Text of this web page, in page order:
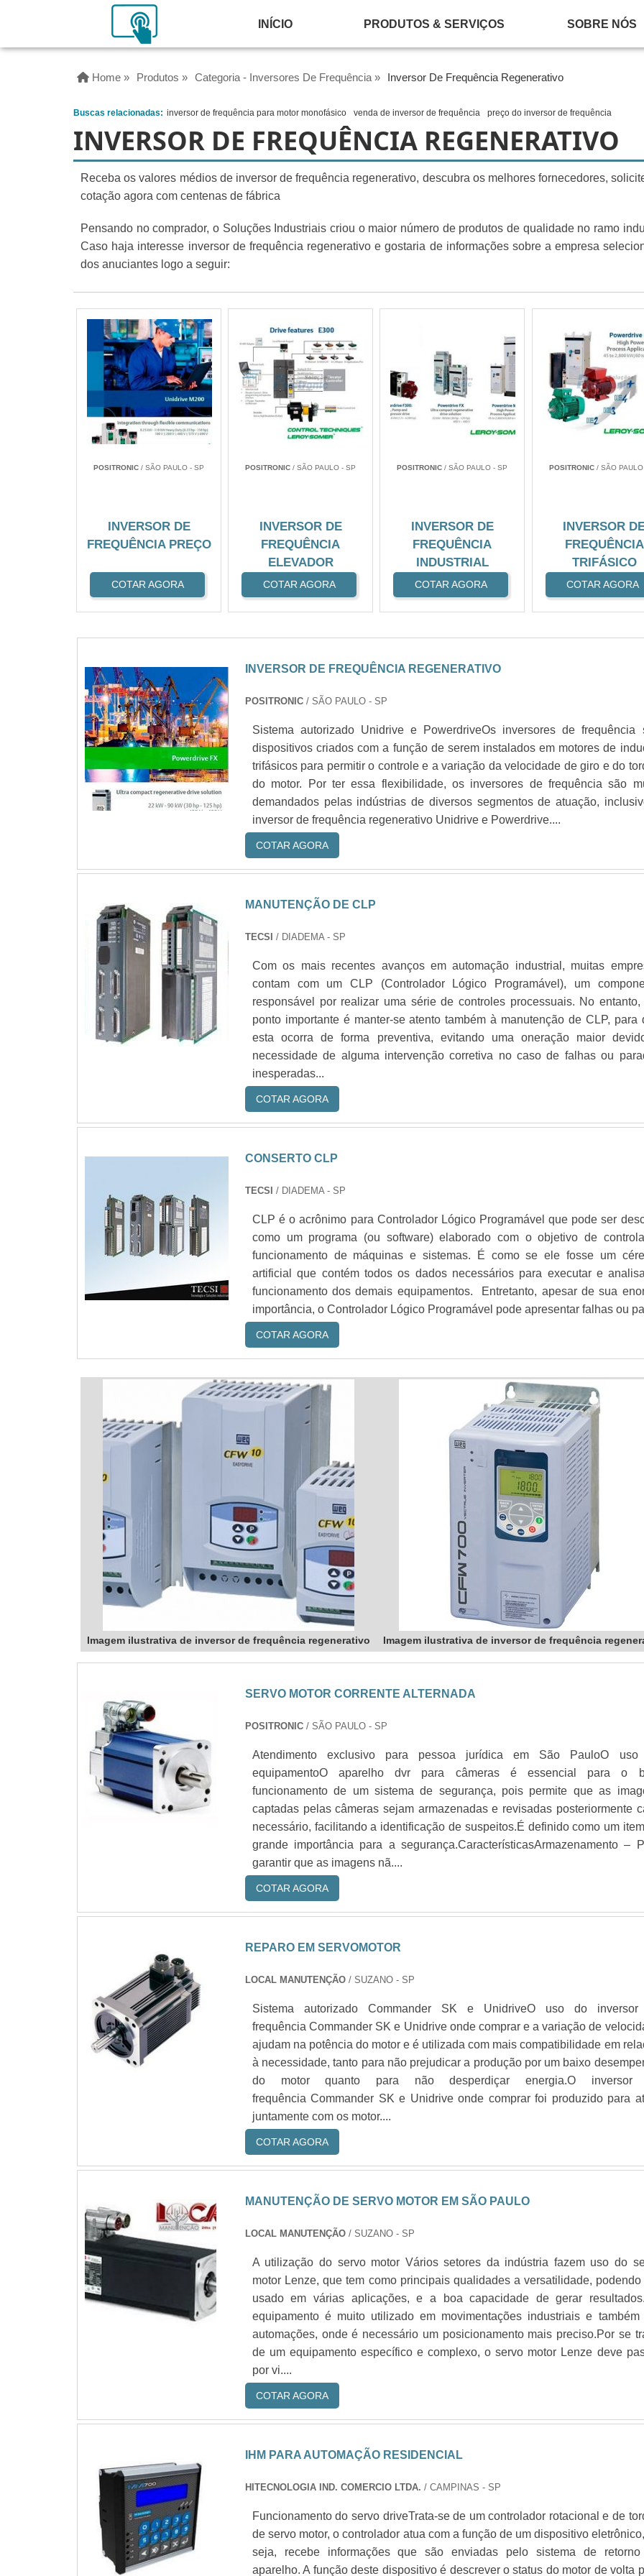
INÍCIO PRODUTOS & SERVIÇOS SOBRE NÓS
Home » Produtos » Categoria - Inversores De Frequência » Inversor De Frequência Regenerativo
Buscas relacionadas: inversor de frequência para motor monofásico venda de inversor de frequência preço do inversor de frequência
INVERSOR DE FREQUÊNCIA REGENERATIVO
Receba os valores médios de inversor de frequência regenerativo, descubra os melhores fornecedores,
cotação agora com centenas de fábrica
Pensando no comprador, o Soluções Industriais criou o maior número de produtos de qualidade no ramo
Caso haja interesse inversor de frequência regenerativo e gostaria de informações sobre a empresa
dos anuciantes logo a seguir:
POSITRONIC / SÃO PAULO - SP
INVERSOR DE
FREQUÊNCIA PREÇO
COTAR AGORA
POSITRONIC / SÃO PAULO - SP
INVERSOR DE
FREQUÊNCIA
ELEVADOR
COTAR AGORA
POSITRONIC / SÃO PAULO - SP
INVERSOR DE
FREQUÊNCIA
INDUSTRIAL
COTAR AGORA
POSITRONIC/ SÃO PAULO
INVERSOR
FREQUÊNCIA
TRIFÁSICO
COTAR AGORA
INVERSOR DE FREQUÊNCIA REGENERATIVO
POSITRONIC / SÃO PAULO - SP
Sistema autorizado Unidrive e PowerdriveOs inversores de frequência
dispositivos criados com a função de serem instalados em motores de
trifásicos para permitir o controle e a variação da velocidade de giro e do
do motor. Por ter essa flexibilidade, os inversores de frequência são
demandados pelas indústrias de diversos segmentos de atuação,
inversor de frequência regenerativo Unidrive e Powerdrive....
COTAR AGORA
MANUTENÇÃO DE CLP
TECSI / DIADEMA - SP
Com os mais recentes avanços em automação industrial, muitas
contam com um CLP (Controlador Lógico Programável), um
responsável por realizar uma série de controles processuais. No entanto,
ponto importante é manter-se atento também à manutenção de CLP, para
esta ocorra de forma preventiva, evitando uma oneração maior
necessidade de alguma intervenção corretiva no caso de falhas ou
inesperadas...
COTAR AGORA
CONSERTO CLP
TECSI / DIADEMA - SP
CLP é o acrônimo para Controlador Lógico Programável que pode ser
como um programa (ou software) elaborado com o objetivo de
funcionamento de máquinas e sistemas. É como se ele fosse um
artificial que contém todos os dados necessários para executar e
funcionamento dos demais equipamentos. Entretanto, apesar de sua
importância, o Controlador Lógico Programável pode apresentar falhas ou
COTAR AGORA
Imagem ilustrativa de inversor de frequência regenerativo Imagem ilustrativa de inversor de frequência
SERVO MOTOR CORRENTE ALTERNADA
POSITRONIC/ SÃO PAULO - SP
Atendimento exclusivo para pessoa jurídica em São PauloO
equipamentoO aparelho dvr para câmeras é essencial para o
funcionamento de um sistema de segurança, pois permite que as
captadas pelas câmeras sejam armazenadas e revisadas posteriormente
necessário, facilitando a identificação de suspeitos.É definido como um
grande importância para a segurança.CaracterísticasArmazenamento –
garantir que as imagens nã....
COTAR AGORA
REPARO EM SERVOMOTOR
LOCAL MANUTENÇÃO/ SUZANO - SP
Sistema autorizado Commander SK e UnidriveO uso do
frequência Commander SK e Unidrive onde comprar e a variação de
ajudam na potência do motor e é utilizada com mais compatibilidade em
à necessidade, tanto para não prejudicar a produção por um baixo
do motor quanto para não desperdiçar energia.O inversor
frequência Commander SK e Unidrive onde comprar foi produzido para
juntamente com os motor....
COTAR AGORA
MANUTENÇÃO DE SERVO MOTOR EM SÃO PAULO
LOCAL MANUTENÇÃO/ SUZANO - SP
A utilização do servo motor Vários setores da indústria fazem uso do
motor Lenze, que tem como principais qualidades a versatilidade, podendo
usado em várias aplicações, e a boa capacidade de gerar
equipamento é muito utilizado em movimentações industriais e também
automações, onde é necessário um posicionamento mais preciso.Por se
de um equipamento específico e complexo, o servo motor Lenze deve
por vi....
COTAR AGORA
IHM PARA AUTOMAÇÃO RESIDENCIAL
HITECNOLOGIA IND. COMERCIO LTDA. / CAMPINAS - SP
Funcionamento do servo driveTrata-se de um controlador rotacional e de
de servo motor, o controlador atua com a função de um dispositivo
seja, recebe informações que são enviadas pelo sistema de
aparelho. A função deste dispositivo é descrever o status do motor de volta